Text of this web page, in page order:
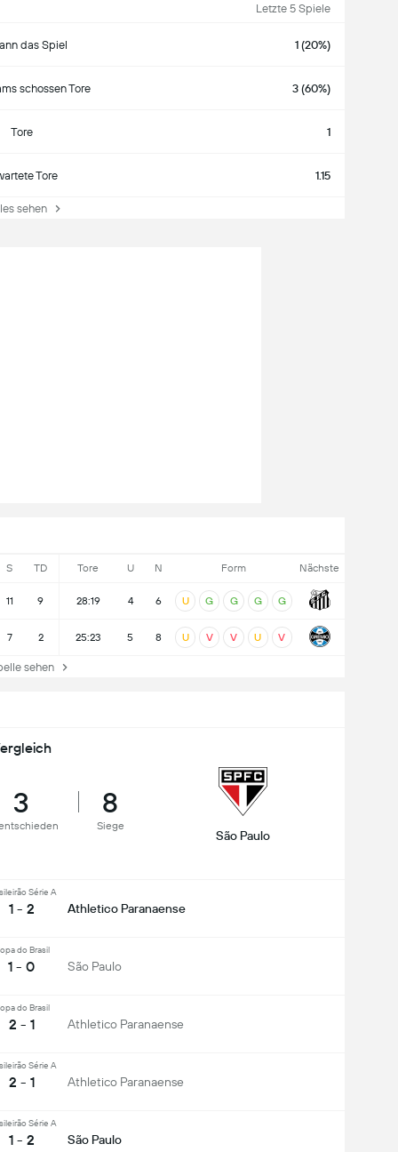
Letzte 5 Spiele
das Spiel 1 (20%)
schossen Tore 3 (60%)
Tore 1
Tore 1.15
sehen
S TD Tore U N Form Nächste
11 9 28:19 4 6 U G G G G
7 2 25:23 5 8 U V V U V
sehen
3 8
Siege
São Paulo
Série A
1 - 2 Athletico Paranaense
do Brasil
1 - 0 São Paulo
do Brasil
2 - 1 Athletico Paranaense
Série A
2 - 1 Athletico Paranaense
Série A
1 - 2 São Paulo